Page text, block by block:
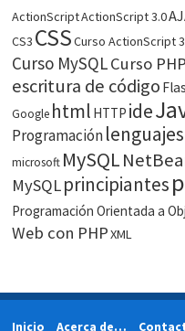
ActionScriptActionScript 3.0
CS3 CSSCurso ActionScript
Curso MySQLCurso PHP
escritura de código
Google html HTTP ide
Programación
microsoft MySQL
MySQLprincipiantes
Programación Orientada a
Web con PHPXML
Inicio Acerca de…